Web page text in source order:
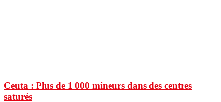
Ceuta : Plus de 1 000 mineurs dans des centres
saturés